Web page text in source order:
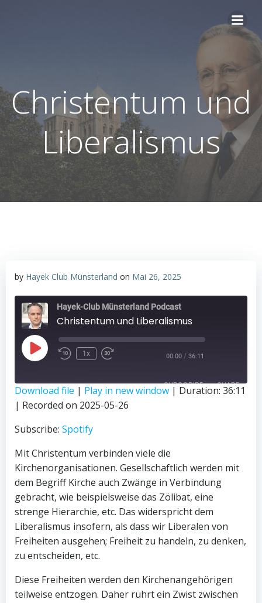
Christentum und
Liberalismus
by Hayek Club Münsterland on Mai 26, 2025
Hayek-Club Münsterland Podcast
Christentum und Liberalismus
Play
Episode
1x 00:00 / 36:11
SUBSCRIBE SHARE
Spotify
RSS FEED
SHARE
LINK
EMBED
Download file | Play in new window | Duration: 36:11
| Recorded on 2025-05-26
Subscribe: Spotify
Mit Christentum verbinden viele die
Kirchenorganisationen. Gesellschaftlich werden mit
dem Begriff Kirche auch Zwänge in Verbindung
gebracht, wie beispielsweise das Zölibat, eine
strenge Hierarchie, etc. Das widerspricht dem
Liberalismus insofern, als dass wir Liberalen von
Freiheiten ausgehen; Freiheit zu handeln, zu denken,
zu entscheiden, etc.
Diese Freiheiten werden den Kirchenangehörigen
teilweise entzogen. Daher rührt ein Zwist zwischen